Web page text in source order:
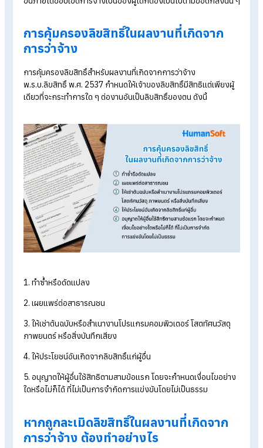
1. ผู้สร้างสรรค์ผลงานเป็นเจ้าของลิขสิทธิ์
ลิขสิทธิ์จะตกเป็นของลูกจ้างผู้สร้างสรรค์ผลงาน แต่นายจ้างมีสิท
การใช้ประโยชน์ตามที่ตกลงกัน รวมถึงการเผยแพร่ผลงาน แต่หาก
นายจ้างต้องการนำผลงานชิ้นนั้นไปแก้ไขดัดแปลง นายจ้างจะต้อ
อนุญาตผู้สร้างสรรค์ซึ่งเป็นเจ้าของลิขสิทธิ์
2. นายจ้างเป็นเจ้าของลิขสิทธิ์
กรณีนายจ้างเป็นเจ้าของลิขสิทธิ์แบ่งออกเป็น 2 กรณี ดังนี้
1) การสร้างสรรค์ผลงานภายใต้การมอบหมายหรือคำสั่ง หรือการ
โดยตรงจากผู้ว่าจ้าง ลิขสิทธิ์จะตกเป็นของผู้ว่าจ้าง
หมายเหตุ:ในแต่ละกรณีหากมีข้อตกลงเป็นลายลักษณ์อักษรระห
ขึ้นภายใต้ขอบเขตการจ้างเป็นของผู้ใดก็ต้องเป็นไปตามข้อตกลง
การคุ้มครองลิขสิทธิ์ในผลงานที่เกิดจาก
การว่าจ้าง